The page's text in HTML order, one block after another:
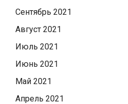
Сентябрь 2021
Август 2021
Июль 2021
Июнь 2021
Май 2021
Апрель 2021